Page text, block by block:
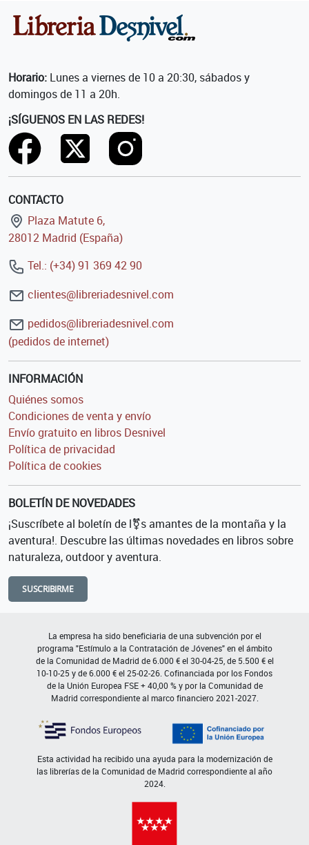
Horario: Lunes a viernes de 10 a 20:30, sábados y
domingos de 11 a 20h.
¡SÍGUENOS EN LAS REDES!
CONTACTO
Plaza Matute 6,
28012 Madrid (España)
Tel.: (+34) 91 369 42 90
clientes@libreriadesnivel.com
pedidos@libreriadesnivel.com
(pedidos de internet)
INFORMACIÓN
Quiénes somos
Condiciones de venta y envío
Envío gratuito en libros Desnivel
Política de privacidad
Política de cookies
BOLETÍN DE NOVEDADES
¡Suscríbete al boletín de l⚧s amantes de la montaña y la
aventura!. Descubre las últimas novedades en libros sobre
naturaleza, outdoor y aventura.
SUSCRIBIRME
La empresa ha sido beneficiaria de una subvención por el
programa "Estímulo a la Contratación de Jóvenes" en el ámbito
de la Comunidad de Madrid de 6.000 € el 30-04-25, de 5.500 € el
10-10-25 y de 6.000 € el 25-02-26. Cofinanciada por los Fondos
de la Unión Europea FSE + 40,00 % y por la Comunidad de
Madrid correspondiente al marco financiero 2021-2027.
Esta actividad ha recibido una ayuda para la modernización de
las librerías de la Comunidad de Madrid correspondiente al año
2024.